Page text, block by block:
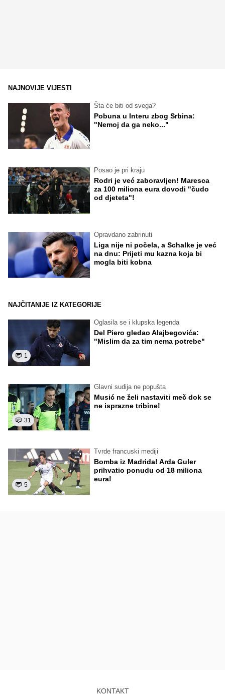
NAJNOVIJE VIJESTI
Šta će biti od svega?
Pobuna u Interu zbog Srbina:
"Nemoj da ga neko..."
Posao je pri kraju
Rodri je već zaboravljen! Maresca
za 100 miliona eura dovodi "čudo
od djeteta"!
Opravdano zabrinuti
Liga nije ni počela, a Schalke je već
na dnu: Prijeti mu kazna koja bi
mogla biti kobna
NAJČITANIJE IZ KATEGORIJE
1
Oglasila se i klupska legenda
Del Piero gledao Alajbegovića:
"Mislim da za tim nema potrebe"
31
Glavni sudija ne popušta
Musić ne želi nastaviti meč dok se
ne isprazne tribine!
5
Tvrde francuski mediji
Bomba iz Madrida! Arda Guler
prihvatio ponudu od 18 miliona
eura!
KONTAKT